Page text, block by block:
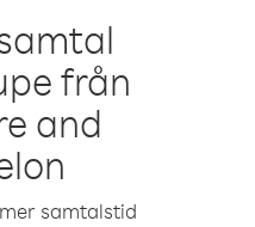
från
and
samtalstid